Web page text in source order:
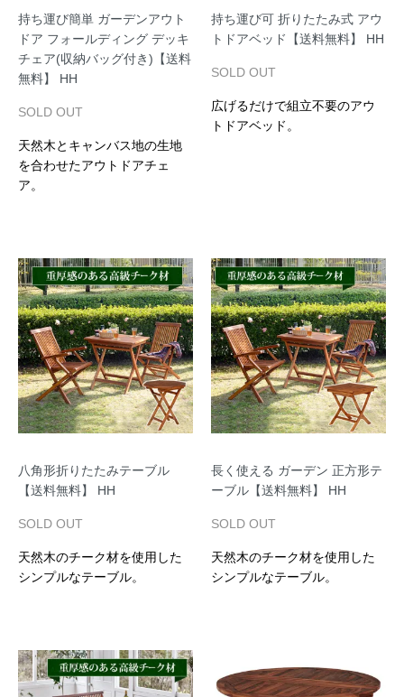
持ち運び簡単 ガーデンアウト
ドア フォールディング デッキ
チェア(収納バッグ付き)【送料
無料】 HH
SOLD OUT
天然木とキャンバス地の生地
を合わせたアウトドアチェ
ア。
持ち運び可 折りたたみ式 アウ
トドアベッド【送料無料】 HH
SOLD OUT
広げるだけで組立不要のアウ
トドアベッド。
八角形折りたたみテーブル
【送料無料】 HH
SOLD OUT
天然木のチーク材を使用した
シンプルなテーブル。
長く使える ガーデン 正方形テ
ーブル【送料無料】 HH
SOLD OUT
天然木のチーク材を使用した
シンプルなテーブル。